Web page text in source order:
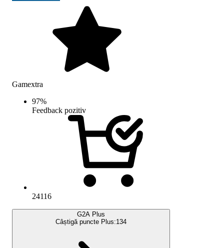
Gamextra
97%
Feedback pozitiv
24116
G2A Plus
Câștigă puncte Plus:134